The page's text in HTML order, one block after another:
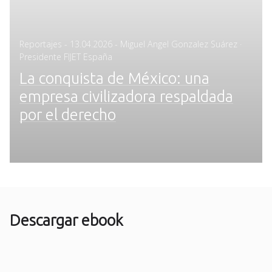
Reportajes - Posted
on
13.04.2026 - Miguel Angel Gonzalez Suárez ·
Presidente FIJET España
La conquista de México: una
empresa civilizadora respaldada
por el derecho
Descargar ebook